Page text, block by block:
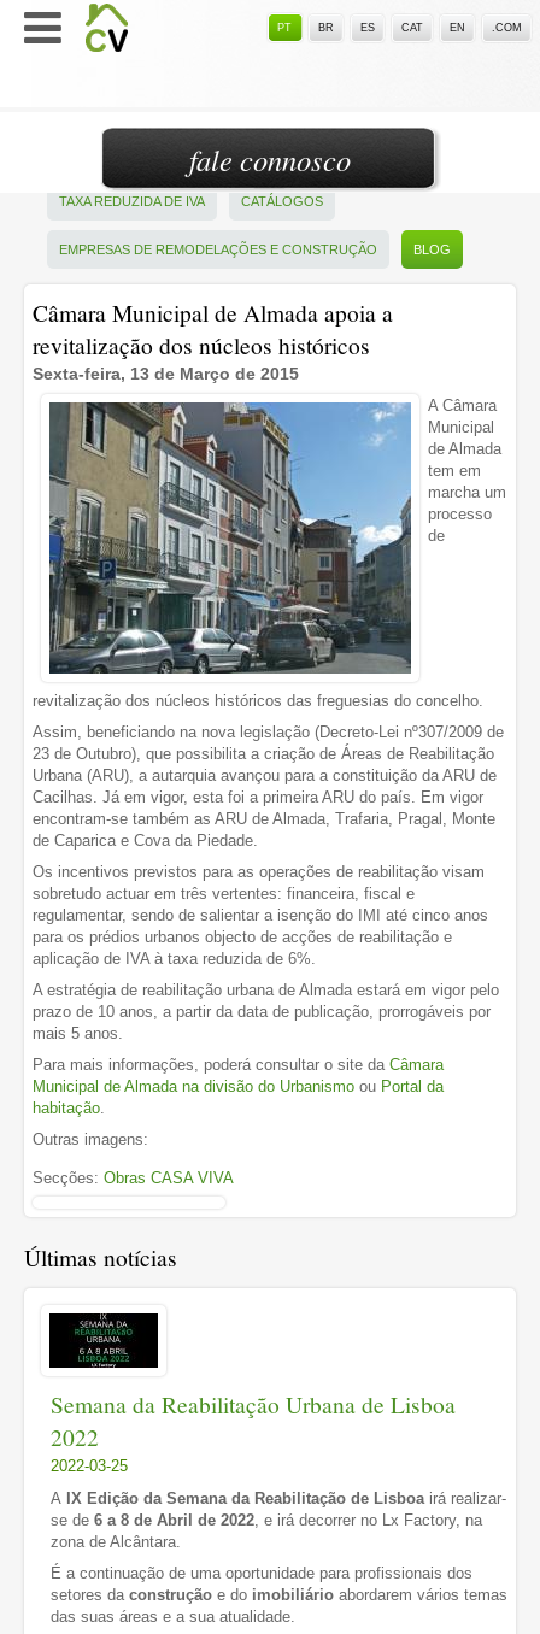
PT BR ES CAT EN .COM
TAXA REDUZIDA DE IVA CATÁLOGOS
EMPRESAS DE REMODELAÇÕES E CONSTRUÇÃO BLOG
Câmara Municipal de Almada apoia a
revitalização dos núcleos históricos
Sexta-feira, 13 de Março de 2015
A Câmara
Municipal
de Almada
tem em
marcha um
processo
de
revitalização dos núcleos históricos das freguesias do concelho.
Assim, beneficiando na nova legislação (Decreto-Lei nº307/2009 de
23 de Outubro), que possibilita a criação de Áreas de Reabilitação
Urbana (ARU), a autarquia avançou para a constituição da ARU de
Cacilhas. Já em vigor, esta foi a primeira ARU do país. Em vigor
encontram-se também as ARU de Almada, Trafaria, Pragal, Monte
de Caparica e Cova da Piedade.
Os incentivos previstos para as operações de reabilitação visam
sobretudo actuar em três vertentes: financeira, fiscal e
regulamentar, sendo de salientar a isenção do IMI até cinco anos
para os prédios urbanos objecto de acções de reabilitação e
aplicação de IVA à taxa reduzida de 6%.
A estratégia de reabilitação urbana de Almada estará em vigor pelo
prazo de 10 anos, a partir da data de publicação, prorrogáveis por
mais 5 anos.
Para mais informações, poderá consultar o site da Câmara
Municipal de Almada na divisão do Urbanismo ou Portal da
habitação.
Outras imagens:
Secções: Obras CASA VIVA
Últimas notícias
Semana da Reabilitação Urbana de Lisboa
2022
2022-03-25
A IX Edição da Semana da Reabilitação de Lisboairá realizar-
se de 6 a 8 de Abril de 2022, e irá decorrer no Lx Factory, na
zona de Alcântara.
É a continuação de uma oportunidade para profissionais dos
setores daconstrução e do imobiliário abordarem vários temas
das suas áreas e a sua atualidade.
fale connosco